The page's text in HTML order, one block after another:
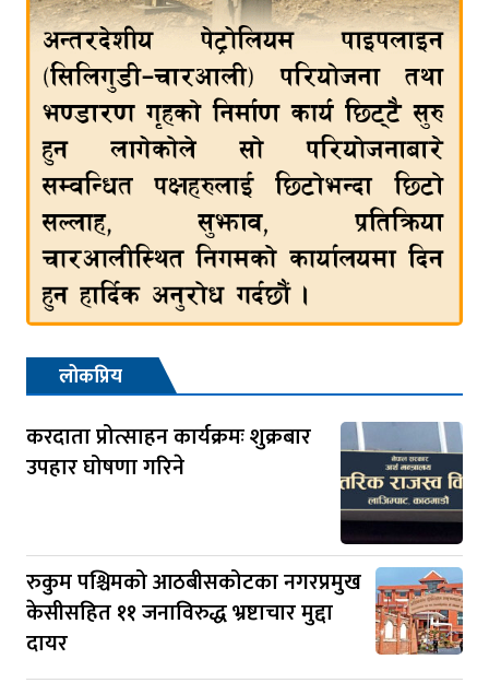
लोकप्रिय
करदाता प्रोत्साहन कार्यक्रमः शुक्रबार
उपहार घोषणा गरिने
रुकुम पश्चिमको आठबीसकोटका नगरप्रमुख
केसीसहित ११ जनाविरुद्ध भ्रष्टाचार मुद्दा
दायर